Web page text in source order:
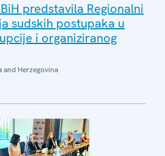
predstavila Regionalni
sudskih postupaka u
i organiziranog
and Herzegovina